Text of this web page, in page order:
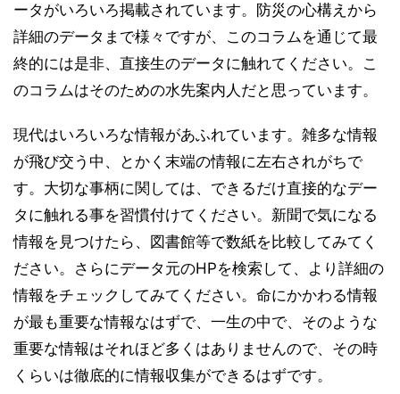
ータがいろいろ掲載されています。防災の心構えから
詳細のデータまで様々ですが、このコラムを通じて最
終的には是非、直接生のデータに触れてください。こ
のコラムはそのための水先案内人だと思っています。
現代はいろいろな情報があふれています。雑多な情報
が飛び交う中、とかく末端の情報に左右されがちで
す。大切な事柄に関しては、できるだけ直接的なデー
タに触れる事を習慣付けてください。新聞で気になる
情報を見つけたら、図書館等で数紙を比較してみてく
ださい。さらにデータ元のHPを検索して、より詳細の
情報をチェックしてみてください。命にかかわる情報
が最も重要な情報なはずで、一生の中で、そのような
重要な情報はそれほど多くはありませんので、その時
くらいは徹底的に情報収集ができるはずです。